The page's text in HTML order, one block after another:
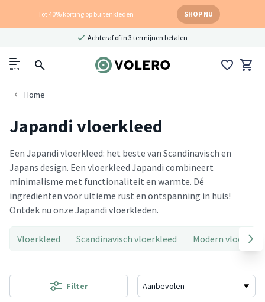
Tot 40% korting op buitenkleden SHOP NU
Achteraf of in 3 termijnen betalen
menu
Home
Japandi vloerkleed
Een Japandi vloerkleed: het beste van Scandinavisch en
Japans design. Een vloerkleed Japandi combineert
minimalisme met functionaliteit en warmte. Dé
ingrediënten voor ultieme rust en ontspanning in huis!
Ontdek nu onze Japandi vloerkleden.
Vloerkleed Scandinavisch vloerkleed Modern
Filter